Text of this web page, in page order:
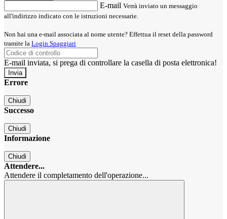
E-mail Verrà inviato un messaggio
all'indirizzo indicato con le istruzioni necessarie.
Non hai una e-mail associata al nome utente? Effettua il reset della password
tramite la Login Spaggiari
E-mail inviata, si prega di controllare la casella di posta elettronica!
Errore
Chiudi
Successo
Chiudi
Informazione
Chiudi
Attendere...
Attendere il completamento dell'operazione...